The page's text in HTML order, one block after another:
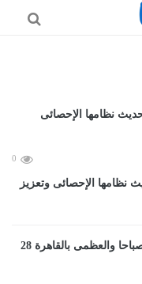
0
نظامها الإحصائى وتعزيز